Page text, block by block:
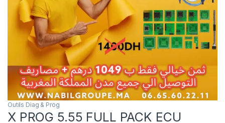
Outils Diag & Prog
X PROG 5.55 FULL PACK ECU